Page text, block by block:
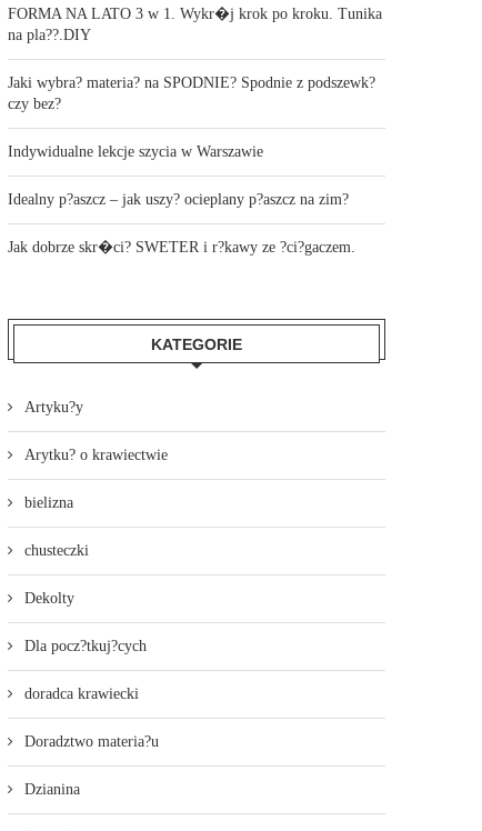
FORMA NA LATO 3 w 1. Wykr�j krok po kroku. Tunika
na pla??.DIY
Jaki wybra? materia? na SPODNIE? Spodnie z podszewk?
czy bez?
Indywidualne lekcje szycia w Warszawie
Idealny p?aszcz – jak uszy? ocieplany p?aszcz na zim?
Jak dobrze skr�ci? SWETER i r?kawy ze ?ci?gaczem.
KATEGORIE
Artyku?y
Arytku? o krawiectwie
bielizna
chusteczki
Dekolty
Dla pocz?tkuj?cych
doradca krawiecki
Doradztwo materia?u
Dzianina